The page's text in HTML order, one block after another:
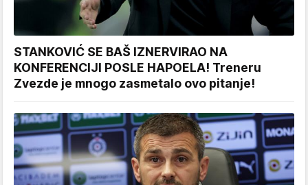
STANKOVIĆ SE BAŠ IZNERVIRAO NA
KONFERENCIJI POSLE HAPOELA! Treneru
Zvezde je mnogo zasmetalo ovo pitanje!